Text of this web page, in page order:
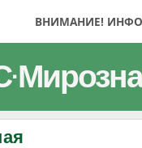
ВНИМАНИЕ!
·